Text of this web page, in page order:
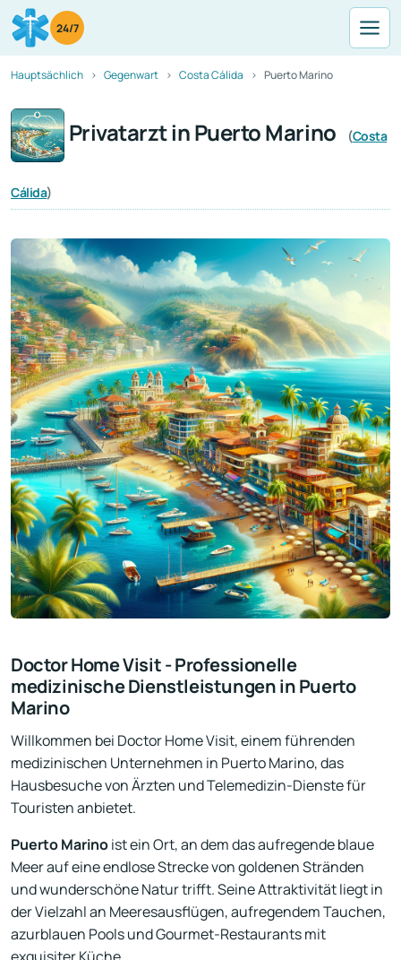
24/7
Hauptsächlich Gegenwart Costa Cálida Puerto Marino
Privatarzt in Puerto Marino (Costa
Cálida)
Doctor Home Visit - Professionelle
medizinische Dienstleistungen in Puerto
Marino
Willkommen bei Doctor Home Visit, einem führenden
medizinischen Unternehmen in Puerto Marino, das
Hausbesuche von Ärzten und Telemedizin-Dienste für
Touristen anbietet.
Puerto Marinoist ein Ort, an dem das aufregende blaue
Meer auf eine endlose Strecke von goldenen Stränden
und wunderschöne Natur trifft. Seine Attraktivität liegt in
der Vielzahl an Meeresausflügen, aufregendem Tauchen,
azurblauen Pools und Gourmet-Restaurants mit